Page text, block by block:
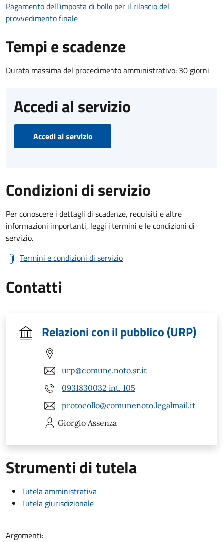
Pagamento dell'imposta di bollo per il rilascio del
provvedimento finale
Tempi e scadenze
Durata massima del procedimento amministrativo: 30 giorni
Accedi al servizio
Accedi al servizio
Condizioni di servizio
Per conoscere i dettagli di scadenze, requisiti e altre
informazioni importanti, leggi i termini e le condizioni di
servizio.
Termini e condizioni di servizio
Contatti
Relazioni con il pubblico (URP)
urp@comune.noto.sr.it
0931830032 int. 105
protocollo@comunenoto.legalmail.it
Giorgio Assenza
Strumenti di tutela
Tutela amministrativa
Tutela giurisdizionale
Argomenti: